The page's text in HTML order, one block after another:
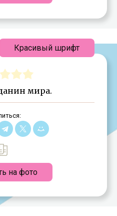
мира.
на фото
Красивый шрифт